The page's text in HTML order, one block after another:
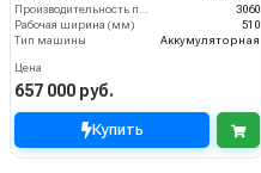
Производительность по площади
3060
Рабочая ширина (мм)
510
Тип машины
Аккумуляторная
Цена
657 000 руб.
Купить